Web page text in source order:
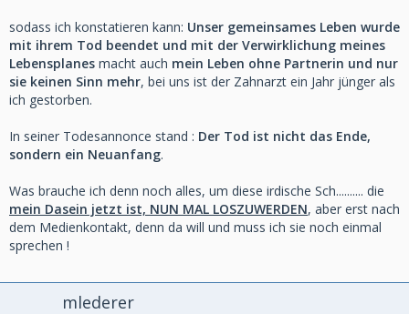
sodass ich konstatieren kann: Unser gemeinsames Leben wurde
mit ihrem Tod beendet und mit der Verwirklichung meines
Lebensplanes macht auch mein Leben ohne Partnerin und nur
sie keinen Sinn mehr, bei uns ist der Zahnarzt ein Jahr jünger als
ich gestorben.
In seiner Todesannonce stand : Der Tod ist nicht das Ende,
sondern ein Neuanfang.
Was brauche ich denn noch alles, um diese irdische Sch.......... die
mein Dasein jetzt ist, NUN MAL LOSZUWERDEN, aber erst nach
dem Medienkontakt, denn da will und muss ich sie noch einmal
sprechen !
mlederer